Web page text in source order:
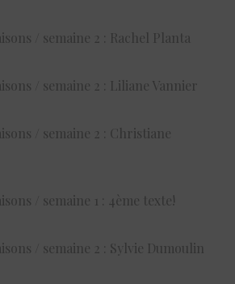
/ semaine 2 : Rachel Planta
/ semaine 2 : Liliane Vannier
/ semaine 2 : Christiane
/ semaine 1 : 4ème texte!
/ semaine 2 : Sylvie Dumoulin